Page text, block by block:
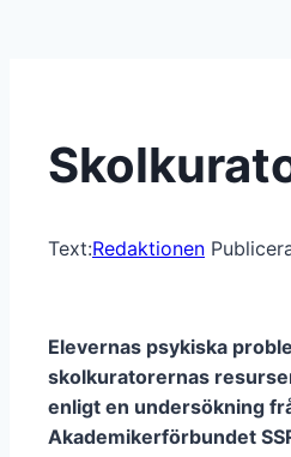
Text:Redaktionen
Elevernas psykiska
skolkuratorernas
enligt en undersökning
Akademikerförbundet